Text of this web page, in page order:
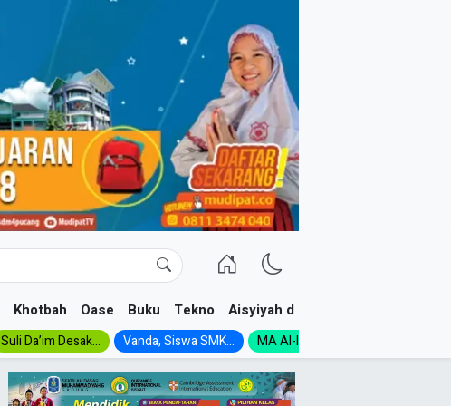
Khotbah Oase Buku Tekno Aisyiyah dan NA
Suli Da’im Desak... Vanda, Siswa SMK... MA Al-Ishlah Gelar...